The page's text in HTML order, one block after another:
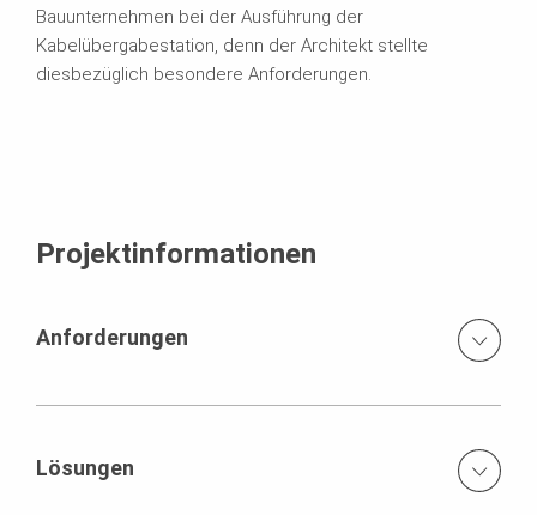
Bauunternehmen bei der Ausführung der
Kabelübergabestation, denn der Architekt stellte
diesbezüglich besondere Anforderungen.
Projektinformationen
Anforderungen
Anspruchsvolle Betonoberflächen
Lösungen